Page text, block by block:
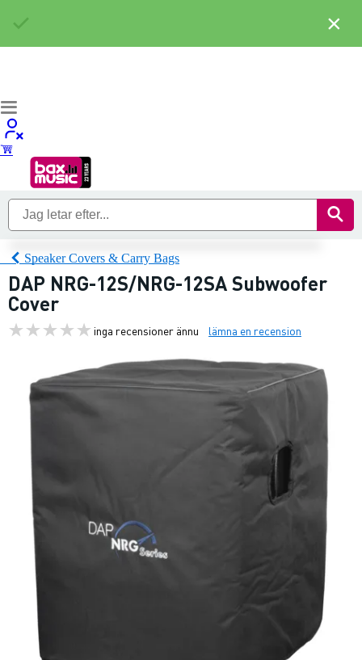
Speaker Covers & Carry Bags
DAP NRG-12S/NRG-12SA Subwoofer
Cover
inga recensioner ännu lämna en recension
×